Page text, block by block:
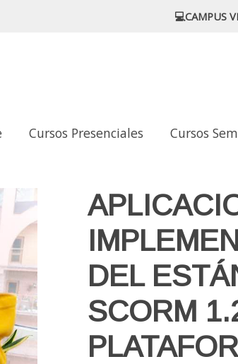
💻CAMPUS
Cursos Presenciales Cursos
EN PLATAFORMAS VIRTUALES DE
DEL
SCORM